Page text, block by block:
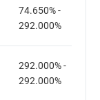
74.650% -
292.000%
292.000% -
292.000%